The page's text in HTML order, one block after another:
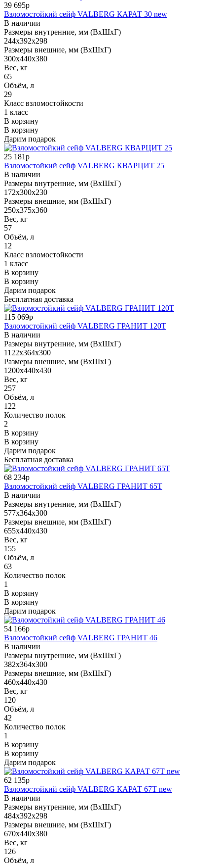
39 695р
Взломостойкий сейф VALBERG КАРАТ 30 new
В наличии
Размеры внутренние, мм (ВхШхГ)
244x392x298
Размеры внешние, мм (ВхШхГ)
300x440x380
Вес, кг
65
Объём, л
29
Класс взломостойкости
1 класс
В корзину
В корзину
Дарим подарок
25 181р
Взломостойкий сейф VALBERG КВАРЦИТ 25
В наличии
Размеры внутренние, мм (ВхШхГ)
172x300x230
Размеры внешние, мм (ВхШхГ)
250x375x360
Вес, кг
57
Объём, л
12
Класс взломостойкости
1 класс
В корзину
В корзину
Дарим подарок
Бесплатная доставка
115 069р
Взломостойкий сейф VALBERG ГРАНИТ 120Т
В наличии
Размеры внутренние, мм (ВхШхГ)
1122x364x300
Размеры внешние, мм (ВхШхГ)
1200x440x430
Вес, кг
257
Объём, л
122
Количество полок
2
В корзину
В корзину
Дарим подарок
Бесплатная доставка
68 234р
Взломостойкий сейф VALBERG ГРАНИТ 65Т
В наличии
Размеры внутренние, мм (ВхШхГ)
577x364x300
Размеры внешние, мм (ВхШхГ)
655x440x430
Вес, кг
155
Объём, л
63
Количество полок
1
В корзину
В корзину
Дарим подарок
54 166р
Взломостойкий сейф VALBERG ГРАНИТ 46
В наличии
Размеры внутренние, мм (ВхШхГ)
382x364x300
Размеры внешние, мм (ВхШхГ)
460x440x430
Вес, кг
120
Объём, л
42
Количество полок
1
В корзину
В корзину
Дарим подарок
62 135р
Взломостойкий сейф VALBERG КАРАТ 67T new
В наличии
Размеры внутренние, мм (ВхШхГ)
484x392x298
Размеры внешние, мм (ВхШхГ)
670x440x380
Вес, кг
126
Объём, л